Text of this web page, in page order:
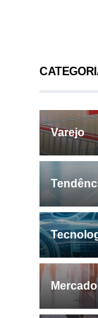
Varejo
Mercado